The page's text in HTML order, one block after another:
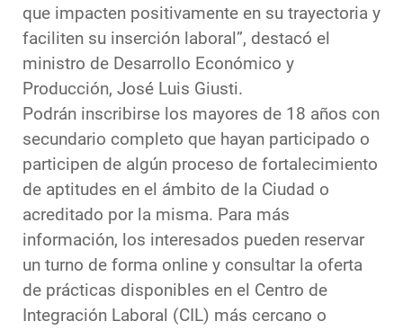
que impacten positivamente en su trayectoria y
faciliten su inserción laboral”, destacó el
ministro de Desarrollo Económico y
Producción, José Luis Giusti.
Podrán inscribirse los mayores de 18 años con
secundario completo que hayan participado o
participen de algún proceso de fortalecimiento
de aptitudes en el ámbito de la Ciudad o
acreditado por la misma. Para más
información, los interesados pueden reservar
un turno de forma online y consultar la oferta
de prácticas disponibles en el Centro de
Integración Laboral (CIL) más cercano o